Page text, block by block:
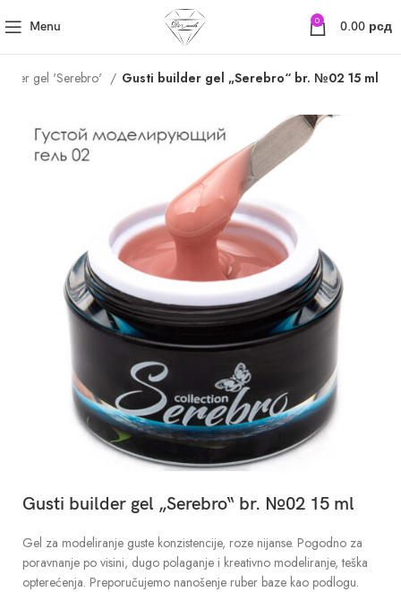
Menu 0 0.00 рсд
gel 'Serebro' Gusti builder gel „Serebro“ br. №02 15 ml
Gusti builder gel „Serebro“ br. №02 15 ml
Gel za modeliranje guste konzistencije, roze nijanse. Pogodno za
poravnanje po visini, dugo polaganje i kreativno modeliranje, teška
opterećenja. Preporučujemo nanošenje ruber baze kao podlogu.